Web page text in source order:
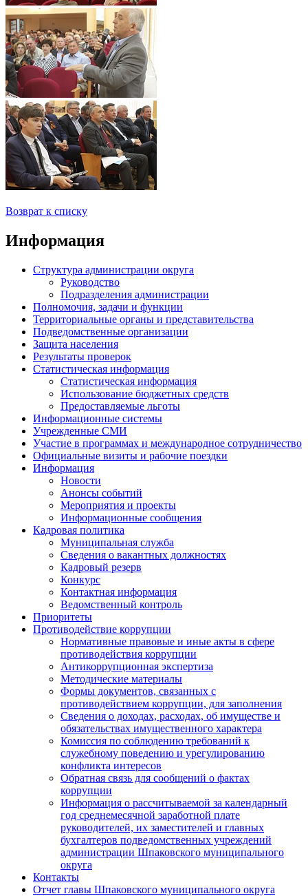
Возврат к списку
Информация
Структура администрации округа
Руководство
Подразделения администрации
Полномочия, задачи и функции
Территориальные органы и представительства
Подведомственные организации
Защита населения
Результаты проверок
Статистическая информация
Статистическая информация
Использование бюджетных средств
Предоставляемые льготы
Информационные системы
Учрежденные СМИ
Участие в программах и международное сотрудничество
Официальные визиты и рабочие поездки
Информация
Новости
Анонсы событий
Мероприятия и проекты
Информационные сообщения
Кадровая политика
Муниципальная служба
Сведения о вакантных должностях
Кадровый резерв
Конкурс
Контактная информация
Ведомственный контроль
Приоритеты
Противодействие коррупции
Нормативные правовые и иные акты в сфере
противодействия коррупции
Антикоррупционная экспертиза
Методические материалы
Формы документов, связанных с
противодействием коррупции, для заполнения
Сведения о доходах, расходах, об имуществе и
обязательствах имущественного характера
Комиссия по соблюдению требований к
служебному поведению и урегулированию
конфликта интересов
Обратная связь для сообщений о фактах
коррупции
Информация о рассчитываемой за календарный
год среднемесячной заработной плате
руководителей, их заместителей и главных
бухгалтеров подведомственных учреждений
администрации Шпаковского муниципального
округа
Контакты
Отчет главы Шпаковского муниципального округа